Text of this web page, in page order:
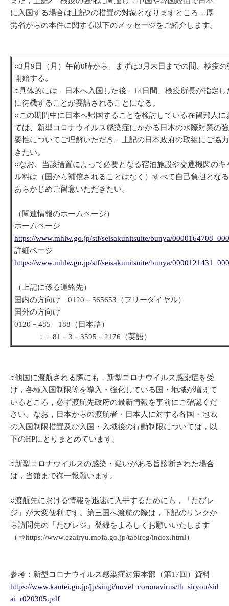
に入国する場合は上記2の措置の対象となりますところ，厚
労省からの本件に関する以下のメッセージをご紹介します。
○3月9日（月）午前0時から、まずは3月末日までの間、検疫の
開始する。
○具体的には、日本へ入国した後、14日間、検疫所長が指定し
に待機することが要請されることになる。
○この期間中に日本へ帰国することを検討している在留邦人に
ては、新型コロナウイルス感染症にかかる日本の水際対策の
要性についてご理解いただき、上記の日本政府の取組にご協
きたい。
○なお、当該措置によって必要となる宿泊施設や交通機関のキ
ル料は（国から補償されることはなく）すべて自己負担とな
あらかじめご留意いただきたい。
（関連情報のホームページ）
ホームページ
https://www.mhlw.go.jp/stf/seisakunitsuite/bunya/
詳細ページ
https://www.mhlw.go.jp/stf/seisakunitsuite/bunya/
（上記に係る連絡先）
国内の方向け 0120－565653（フリーダイヤル）
国外の方向け
0120－485―188（日本語）
：＋81－3－3595－2176（英語）
○他国に渡航される際にも，新型コロナウイルス感染症を受
け，各種入国制限等を導入・強化している国・地域が増えて
いるところ，必ず渡航先政府の最新情報を事前にご確認くだ
さい。なお，日本からの渡航者・日本人に対する各国・地域
の入国制限措置及び入国・入域後の行動制限については，以
下のHPにとりまとめています。
○新型コロナウイルスの感染・疑いがある旨診断された場合
は，当館まで御一報願います。
○渡航先における情報を迅速に入手するためにも，「たびレ
ジ」が大変便利です。第三国へ渡航の際は，下記のリンクか
ら訪問先の「たびレジ」登録をよろしくお願いいたします
（⇒https://www.ezairyu.mofa.go.jp/tabireg/index.html）
参考：新型コロナウイルス感染症対策本部（第17回）資料
https://www.kantei.go.jp/jp/singi/novel_coronavirus/th_siryou/sid
ai_r020305.pdf